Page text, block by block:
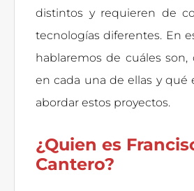
distintos y requieren de
tecnologías diferentes. En
hablaremos de cuáles
en cada una de ellas y qué
abordar estos proyectos.
¿Quien es
Cantero?